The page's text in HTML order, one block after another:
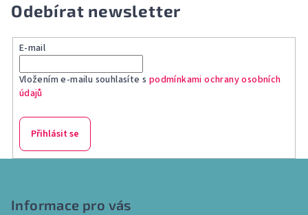
Odebírat newsletter
E-mail
Vložením e-mailu souhlasíte s podmínkami ochrany osobních
údajů
Přihlásit se
Informace pro vás